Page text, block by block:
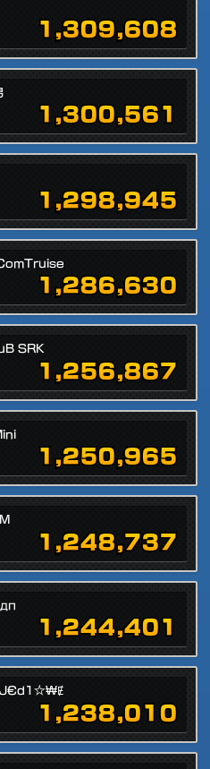
1,309,608
1,300,561
1,298,945
1,286,630
SRK
1,256,867
1,250,965
1,248,737
1,244,401
1,238,010